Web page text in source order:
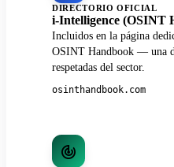
DIRECTORIO OFICIAL
i-Intelligence (OSINT
Incluidos en la página
OSINT Handbook — una
respetadas del sector.
osinthandbook.com